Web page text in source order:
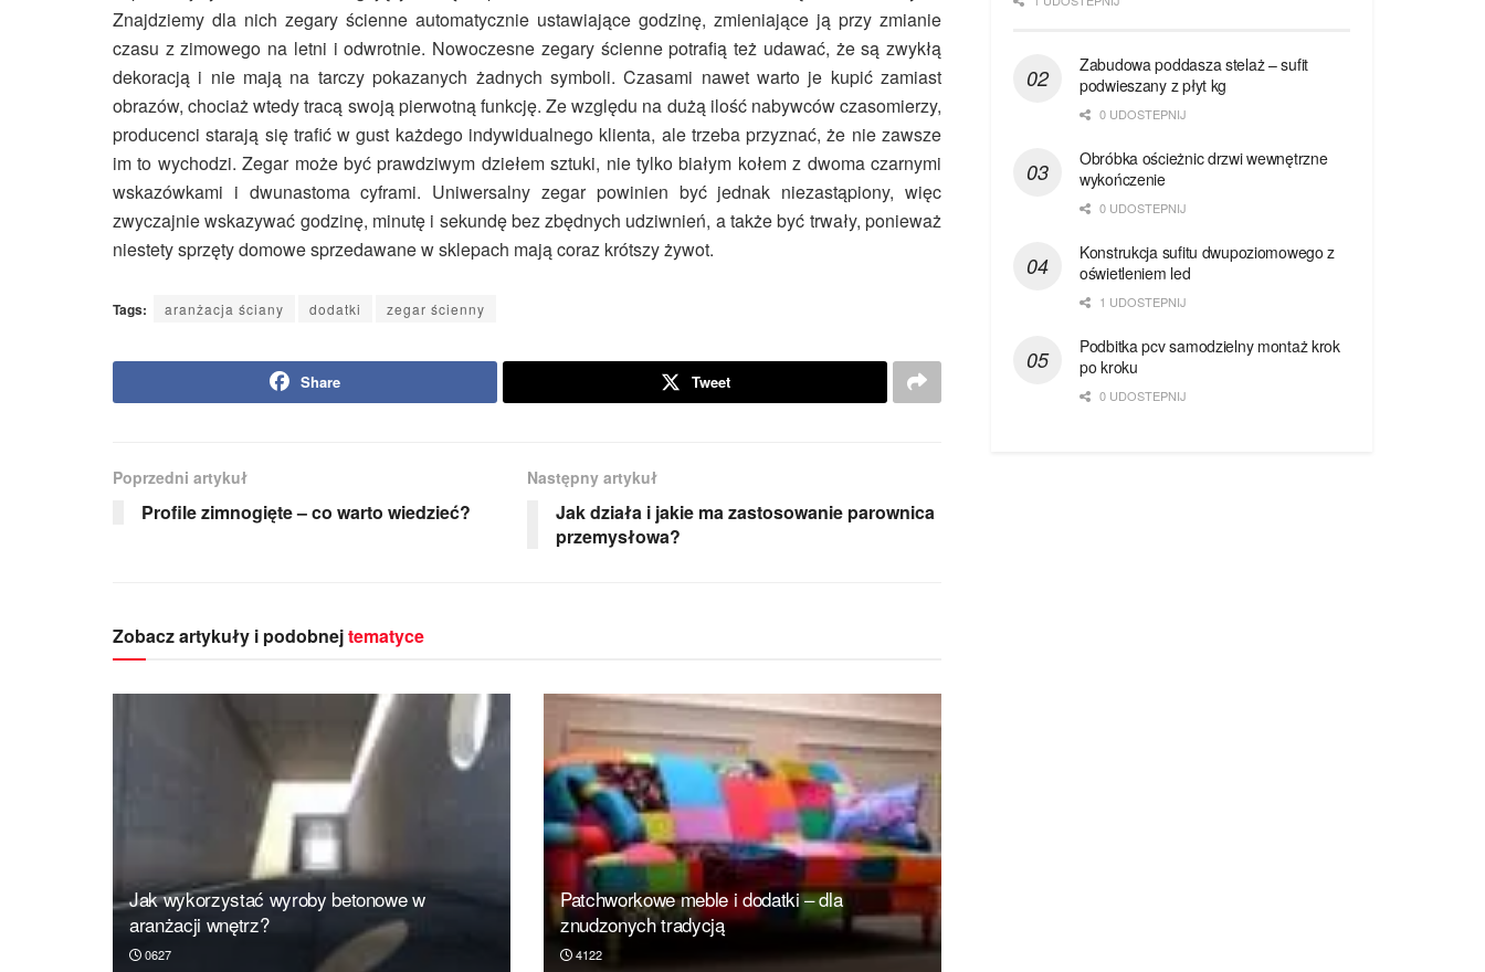
Znajdziemy dla nich zegary ścienne automatycznie ustawiające godzinę, zmieniające ją przy zmianie
czasu z zimowego na letni i odwrotnie. Nowoczesne zegary ścienne potrafią też udawać, że są zwykłą
dekoracją i nie mają na tarczy pokazanych żadnych symboli. Czasami nawet warto je kupić zamiast
obrazów, chociaż wtedy tracą swoją pierwotną funkcję. Ze względu na dużą ilość nabywców czasomierzy,
producenci starają się trafić w gust każdego indywidualnego klienta, ale trzeba przyznać, że nie zawsze
im to wychodzi. Zegar może być prawdziwym dziełem sztuki, nie tylko białym kołem z dwoma czarnymi
wskazówkami i dwunastoma cyframi. Uniwersalny zegar powinien być jednak niezastąpiony, więc
zwyczajnie wskazywać godzinę, minutę i sekundę bez zbędnych udziwnień, a także być trwały, ponieważ
niestety sprzęty domowe sprzedawane w sklepach mają coraz krótszy żywot.
Tags: aranżacja ściany dodatki zegar ścienny
Share Tweet
Poprzedni artykuł
Profile zimnogięte – co warto wiedzieć?
Następny artykuł
Jak działa i jakie ma zastosowanie parownica
przemysłowa?
Zobacz artykuły i podobnejtematyce
Jak wykorzystać wyroby betonowe w
aranżacji wnętrz?
0627
Patchworkowe meble i dodatki – dla
znudzonych tradycją
4122
Zabudowa poddasza stelaż – sufit
podwieszany z płyt kg
0 UDOSTEPNIJ
Obróbka ościeżnic drzwi wewnętrzne
wykończenie
0 UDOSTEPNIJ
Konstrukcja sufitu dwupoziomowego z
oświetleniem led
1 UDOSTEPNIJ
Podbitka pcv samodzielny montaż krok
po kroku
0 UDOSTEPNIJ